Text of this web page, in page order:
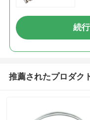
続行
推薦されたプロダク